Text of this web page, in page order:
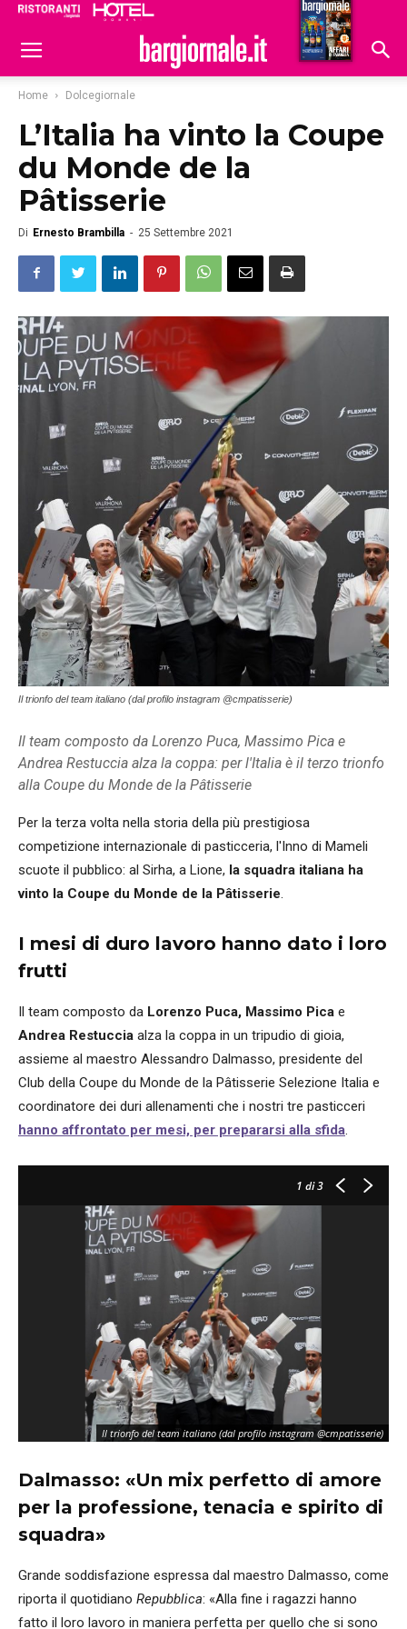
Hoteldomani
Home Dolcegiornale
L’Italia ha vinto la Coupe
du Monde de la
Pâtisserie
Di Ernesto Brambilla - 25 Settembre 2021
Il trionfo del team italiano (dal profilo instagram @cmpatisserie)
Il team composto da Lorenzo Puca, Massimo Pica e
Andrea Restuccia alza la coppa: per l'Italia è il terzo trionfo
alla Coupe du Monde de la Pâtisserie
Per la terza volta nella storia della più prestigiosa
competizione internazionale di pasticceria, l'Inno di Mameli
scuote il pubblico: al Sirha, a Lione, la squadra italiana ha
vinto la Coupe du Monde de la Pâtisserie.
I mesi di duro lavoro hanno dato i loro
frutti
Il team composto da Lorenzo Puca, Massimo Pica e
Andrea Restuccia alza la coppa in un tripudio di gioia,
assieme al maestro Alessandro Dalmasso, presidente del
Club della Coupe du Monde de la Pâtisserie Selezione Italia e
coordinatore dei duri allenamenti che i nostri tre pasticceri
hanno affrontato per mesi, per prepararsi alla sfida.
1 di 3
Il trionfo del team italiano (dal profilo instagram @cmpatisserie)
Dalmasso: «Un mix perfetto di amore
per la professione, tenacia e spirito di
squadra»
Grande soddisfazione espressa dal maestro Dalmasso, come
riporta il quotidiano Repubblica: «Alla fine i ragazzi hanno
fatto il loro lavoro in maniera perfetta per quello che si sono